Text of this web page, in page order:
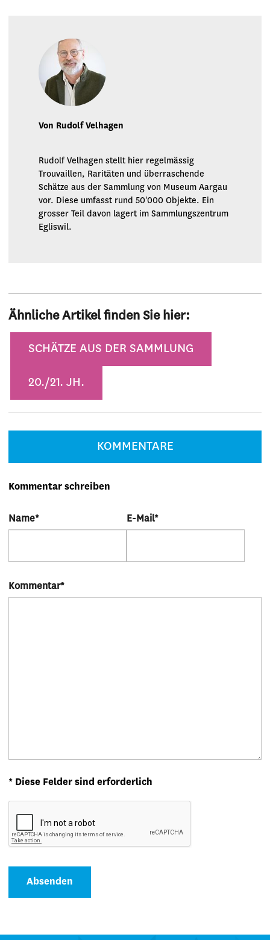
Von Rudolf Velhagen
Rudolf Velhagen stellt hier regelmässig
Trouvaillen, Raritäten und überraschende
Schätze aus der Sammlung von Museum Aargau
vor. Diese umfasst rund 50'000 Objekte. Ein
grosser Teil davon lagert im Sammlungszentrum
Egliswil.
Ähnliche Artikel finden Sie hier:
Kategorien
SCHÄTZE AUS DER SAMMLUNG
20./21. JH.
KOMMENTARE
Kommentar schreiben
Name* E-Mail*
Kommentar*
* Diese Felder sind erforderlich
Absenden